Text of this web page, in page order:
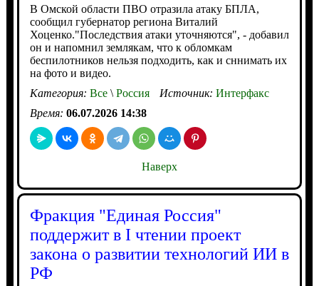
В Омской области ПВО отразила атаку БПЛА,
сообщил губернатор региона Виталий
Хоценко."Последствия атаки уточняются", - добавил
он и напомнил землякам, что к обломкам
беспилотников нельзя подходить, как и сннимать их
на фото и видео.
Категория: Все\Россия Источник: Интерфакс
Время: 06.07.2026 14:38
Наверх
Фракция "Единая Россия"
поддержит в I чтении проект
закона о развитии технологий ИИ в
РФ